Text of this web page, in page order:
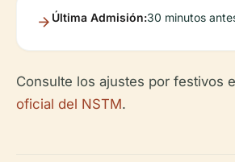
Última Admisión:30 minutos
Consulte los ajustes por festivos
oficial del NSTM.